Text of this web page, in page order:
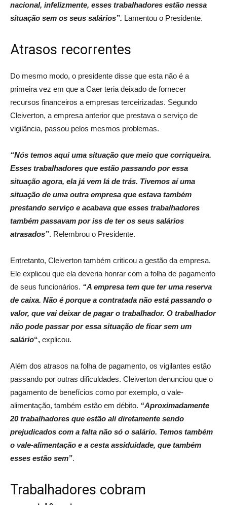
nacional, infelizmente, esses trabalhadores estão nessa
situação sem os seus salários”. Lamentou o Presidente.
Atrasos recorrentes
Do mesmo modo, o presidente disse que esta não é a
primeira vez em que a Caer teria deixado de fornecer
recursos financeiros a empresas terceirizadas. Segundo
Cleiverton, a empresa anterior que prestava o serviço de
vigilância, passou pelos mesmos problemas.
“Nós temos aqui uma situação que meio que corriqueira.
Esses trabalhadores que estão passando por essa
situação agora, ela já vem lá de trás. Tivemos aí uma
situação de uma outra empresa que estava também
prestando serviço e acabava que esses trabalhadores
também passavam por iss de ter os seus salários
atrasados”. Relembrou o Presidente.
Entretanto, Cleiverton também criticou a gestão da empresa.
Ele explicou que ela deveria honrar com a folha de pagamento
de seus funcionários. “A empresa tem que ter uma reserva
de caixa. Não é porque a contratada não está passando o
valor, que vai deixar de pagar o trabalhador. O trabalhador
não pode passar por essa situação de ficar sem um
salário“, explicou.
Além dos atrasos na folha de pagamento, os vigilantes estão
passando por outras dificuldades. Cleiverton denunciou que o
pagamento de benefícios como por exemplo, o vale-
alimentação, também estão em débito. “Aproximadamente
20 trabalhadores que estão ali diretamente sendo
prejudicados com a falta não só o salário. Temos também
o vale-alimentação e a cesta assiduidade, que também
esses estão sem”.
Trabalhadores cobram